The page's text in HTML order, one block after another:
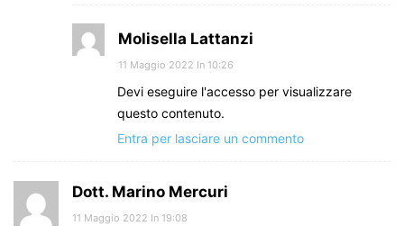
Molisella Lattanzi
11 Maggio 2022 In 10:26
Devi eseguire l'accesso per visualizzare
questo contenuto.
Entra per lasciare un commento
Dott. Marino Mercuri
11 Maggio 2022 In 19:08